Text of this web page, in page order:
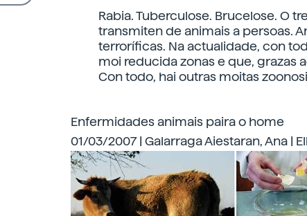
Rabia. Tuberculose. Brucelose. O
transmiten de animais a persoas.
terroríficas. Na actualidade, con
moi reducida zonas e que, grazas
Con todo, hai outras moitas
Enfermidades animais paira o home
01/03/2007 | Galarraga Aiestaran, Ana |